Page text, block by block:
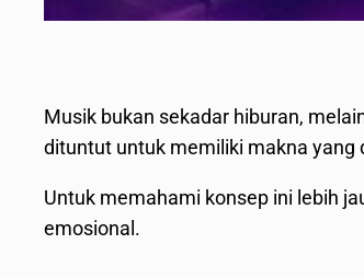
Musik bukan sekadar hiburan,
dituntut untuk memiliki makna yang
Untuk memahami konsep ini lebih
emosional.